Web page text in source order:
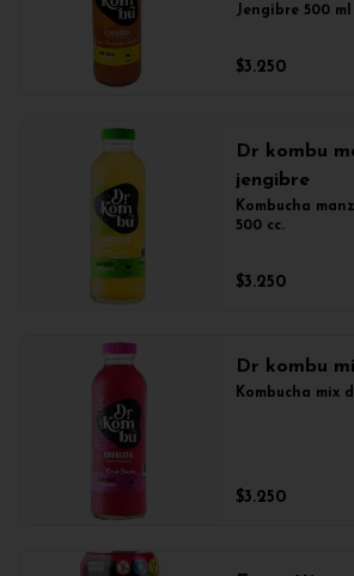
Jengibre 500 ml
$3.250
Dr kombu
jengibre
Kombucha
500 cc.
$3.250
Dr kombu
Kombucha mix
$3.250